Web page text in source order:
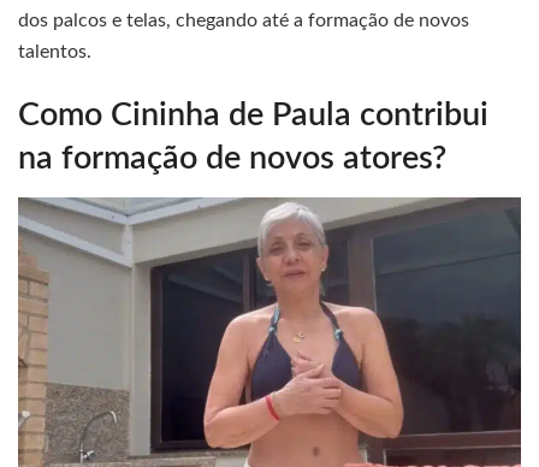
dos palcos e telas, chegando até a formação de novos
talentos.
Como Cininha de Paula contribui
na formação de novos atores?